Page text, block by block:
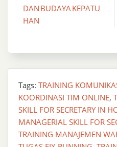
DAN BUDAYA KEPATU
HAN
Tags: TRAINING
KOORDINASI TIM ONLINE,
SKILL FOR SECRETARY IN
MANAGERIAL SKILL FOR
TRAINING MANAJEMEN